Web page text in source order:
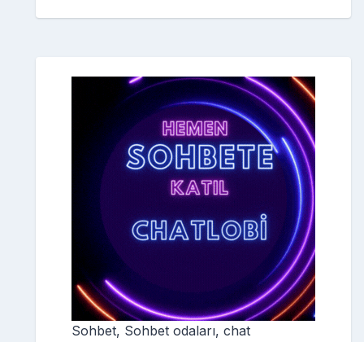
Sohbet, Sohbet odaları, chat